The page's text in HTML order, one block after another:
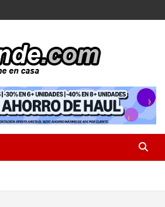
| Descubre las
en Televisores